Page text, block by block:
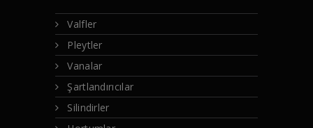
Valfler
Pleytler
Vanalar
Şartlandırıcılar
Silindirler